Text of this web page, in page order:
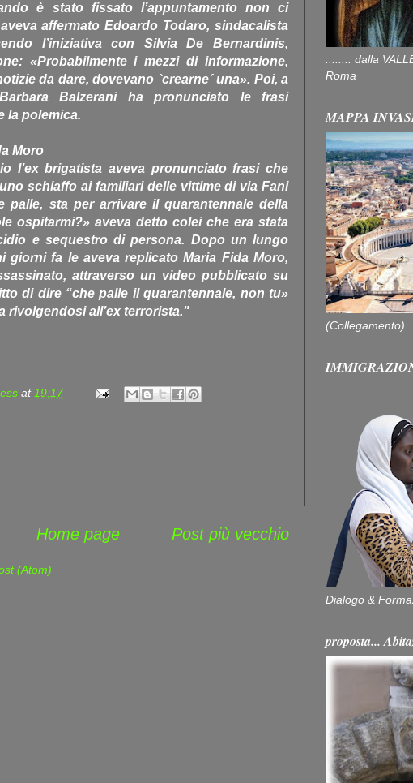
è stato fissato l’appuntamento non ci
affermato Edoardo Todaro, sindacalista
l’iniziativa con Silvia De Bernardinis,
«Probabilmente i mezzi di informazione,
da dare, dovevano `crearne´ una». Poi, a
Balzerani ha pronunciato le frasi
la polemica.
Moro
l’ex brigatista aveva pronunciato frasi che
schiaffo ai familiari delle vittime di via Fani
palle, sta per arrivare il quarantennale della
ospitarmi?» aveva detto colei che era stata
e sequestro di persona. Dopo un lungo
giorni fa le aveva replicato Maria Fida Moro,
attraverso un video pubblicato su
di dire “che palle il quarantennale, non tu»
rivolgendosi all’ex terrorista."
at19:17
Post più vecchio
Home page
(Atom)
........ dalla
Roma
MAPPA
(Collegamento)
Dialogo &
proposta...